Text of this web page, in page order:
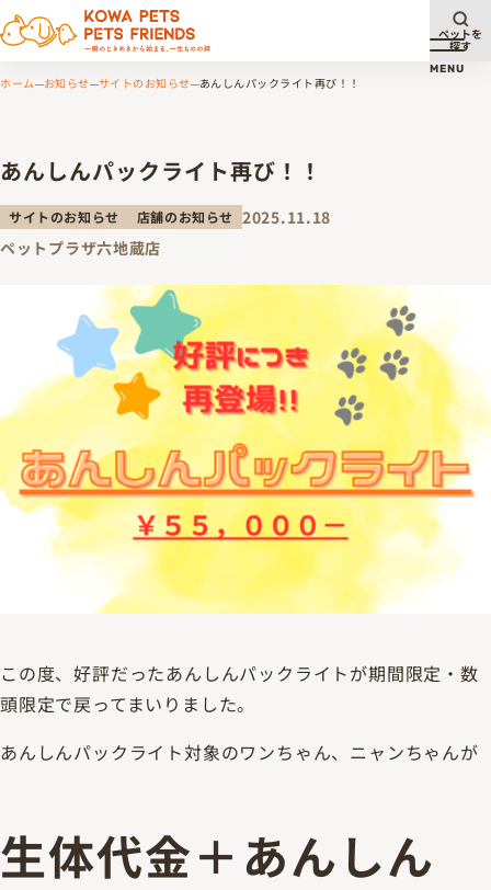
メニ
MENU
ペットを
探す
ホーム お知らせ サイトのお知らせ あんしんパックライト再び！！
あんしんパックライト再び！！
サイトのお知らせ 店舗のお知らせ 2025.11.18
ペットプラザ六地蔵店
この度、好評だったあんしんパックライトが期間限定・数
頭限定で戻ってまいりました。
あんしんパックライト対象のワンちゃん、ニャンちゃんが
生体代金＋あんしん